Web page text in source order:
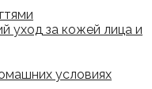
уход за кожей лица и
условиях